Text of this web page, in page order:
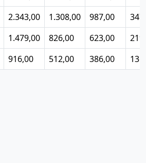
2.343,00 1.308,00 987,00
1.479,00 826,00 623,00
916,00 512,00 386,00